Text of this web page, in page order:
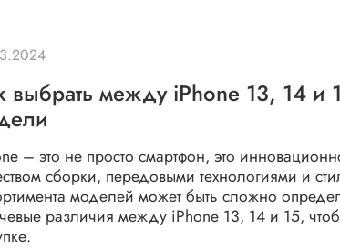
выбрать между iPhone 13, 14 и
– это не просто смартфон, это
сборки, передовыми технологиями и
моделей может быть сложно
различия между iPhone 13, 14 и 15,